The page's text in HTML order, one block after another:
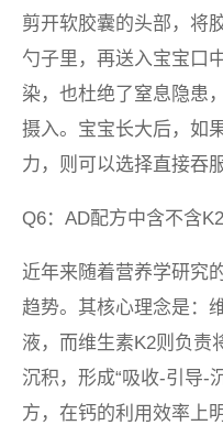
剪开软胶囊的头部，将
勺子里，再送入宝宝口
染，也杜绝了窒息隐患
摄入。宝宝长大后，如
力，则可以选择直接吞服
Q6：AD配方中含不含
近年来随着营养学研究
趋势。其核心理念是：
液，而维生素K2则负责
沉积，形成“吸收-引导-
方，在钙的利用效率上